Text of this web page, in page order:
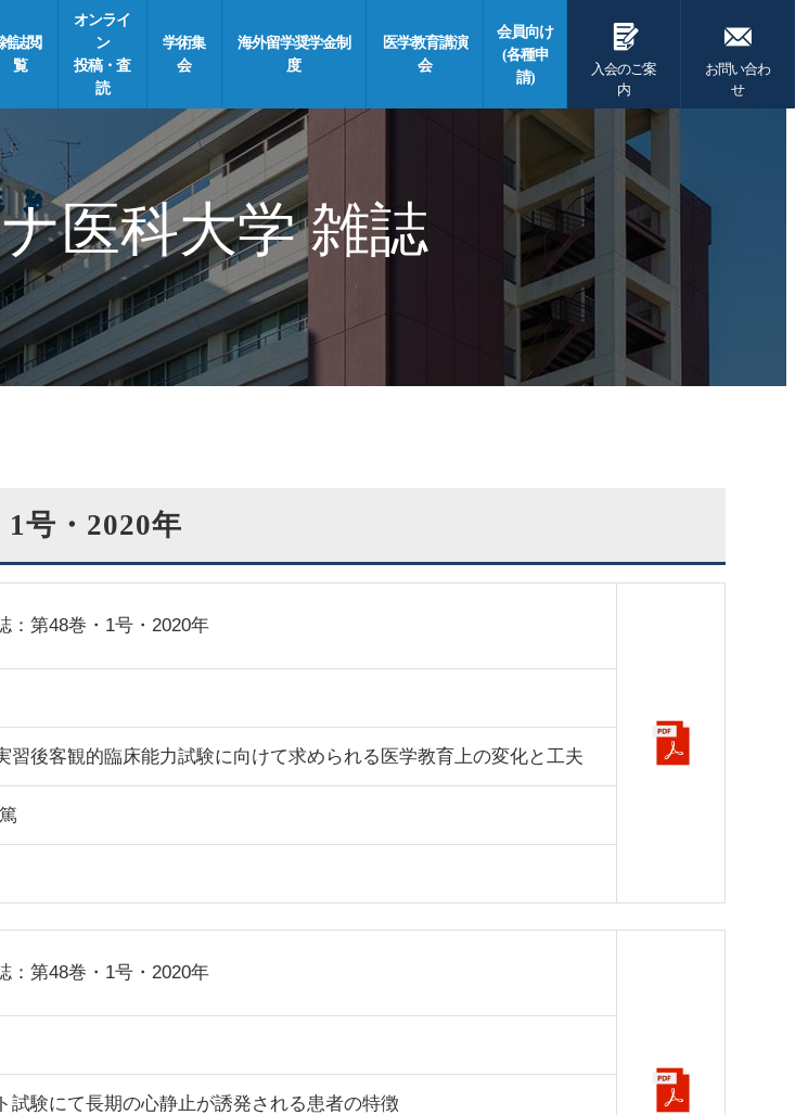
雑誌閲
覧
オンライ
ン
投稿・査
読
学術集
会
海外留学奨学金制
度
医学教育講演
会
会員向け
(各種申
請)
G
入会のご案
内
F
お問い合わ
せ
医科大学 雑誌
号・2020年
：第48巻・1号・2020年
習後客観的臨床能力試験に向けて求められる医学教育上の変化と工夫
：第48巻・1号・2020年
試験にて長期の心静止が誘発される患者の特徴